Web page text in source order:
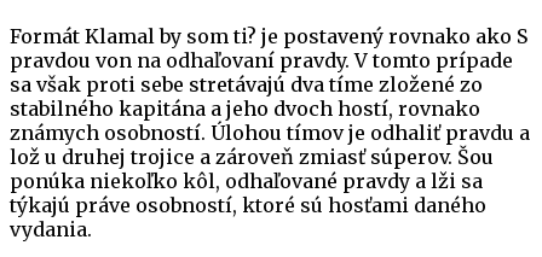
Formát Klamal by som ti? je postavený rovnako ako S
pravdou von na odhaľovaní pravdy. V tomto prípade
sa však proti sebe stretávajú dva tíme zložené zo
stabilného kapitána a jeho dvoch hostí, rovnako
známych osobností. Úlohou tímov je odhaliť pravdu a
lož u druhej trojice a zároveň zmiasť súperov. Šou
ponúka niekoľko kôl, odhaľované pravdy a lži sa
týkajú práve osobností, ktoré sú hosťami daného
vydania.